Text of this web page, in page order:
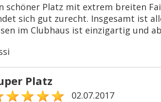
schöner Platz mit extrem breiten
sich gut zurecht. Insgesamt ist
im Clubhaus ist einzigartig und
Platz
02.07.2017